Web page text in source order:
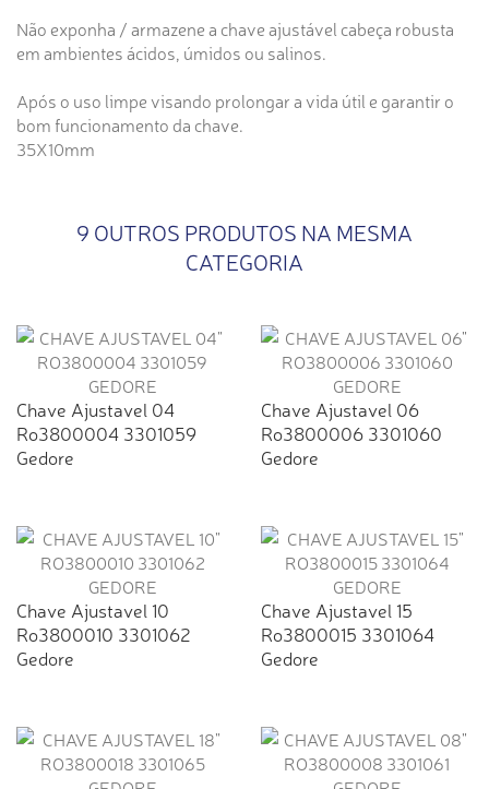
Não exponha / armazene a chave ajustável cabeça robusta
em ambientes ácidos, úmidos ou salinos.
Após o uso limpe visando prolongar a vida útil e garantir o
bom funcionamento da chave.
35X10mm
9 OUTROS PRODUTOS NA MESMA
CATEGORIA
Chave Ajustavel 04
Ro3800004 3301059
Gedore
Chave Ajustavel 06
Ro3800006 3301060
Gedore
Chave Ajustavel 10
Ro3800010 3301062
Gedore
Chave Ajustavel 15
Ro3800015 3301064
Gedore